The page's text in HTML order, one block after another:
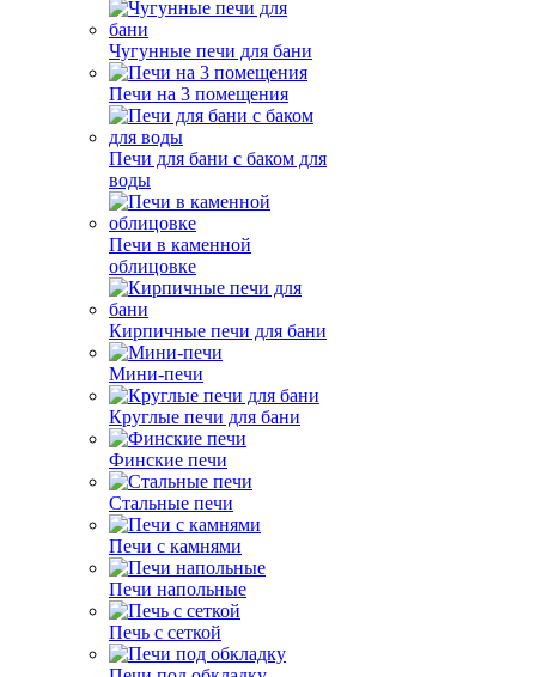
Чугунные печи для бани
Печи на 3 помещения
Печи для бани с баком для
воды
Печи в каменной
облицовке
Кирпичные печи для бани
Мини-печи
Круглые печи для бани
Финские печи
Стальные печи
Печи с камнями
Печи напольные
Печь с сеткой